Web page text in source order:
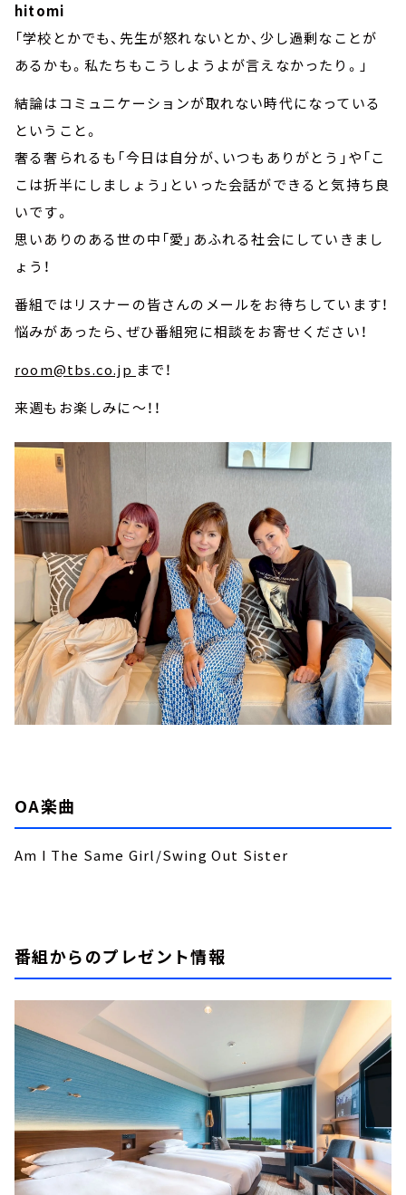
hitomi
「学校とかでも、先生が怒れないとか、少し過剰なことが
あるかも。私たちもこうしようよが言えなかったり。」
結論はコミュニケーションが取れない時代になっている
ということ。
奢る奢られるも「今日は自分が、いつもありがとう」や「こ
こは折半にしましょう」といった会話ができると気持ち良
いです。
思いありのある世の中「愛」あふれる社会にしていきまし
ょう！
番組ではリスナーの皆さんのメールをお待ちしています！
悩みがあったら、ぜひ番組宛に相談をお寄せください！
room@tbs.co.jp まで！
来週もお楽しみに～！！
OA楽曲
Am I The Same Girl/Swing Out Sister
番組からのプレゼント情報